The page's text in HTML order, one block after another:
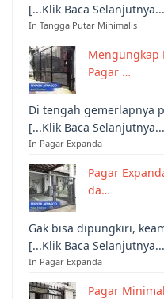
[...Klik Baca
In Tangga Putar Minimalis
Mengungkap
Pagar …
Di tengah gemerlapnya
[...Klik Baca
In Pagar Expanda
Pagar
da…
Gak bisa dipungkiri,
[...Klik Baca
In Pagar Expanda
Pagar